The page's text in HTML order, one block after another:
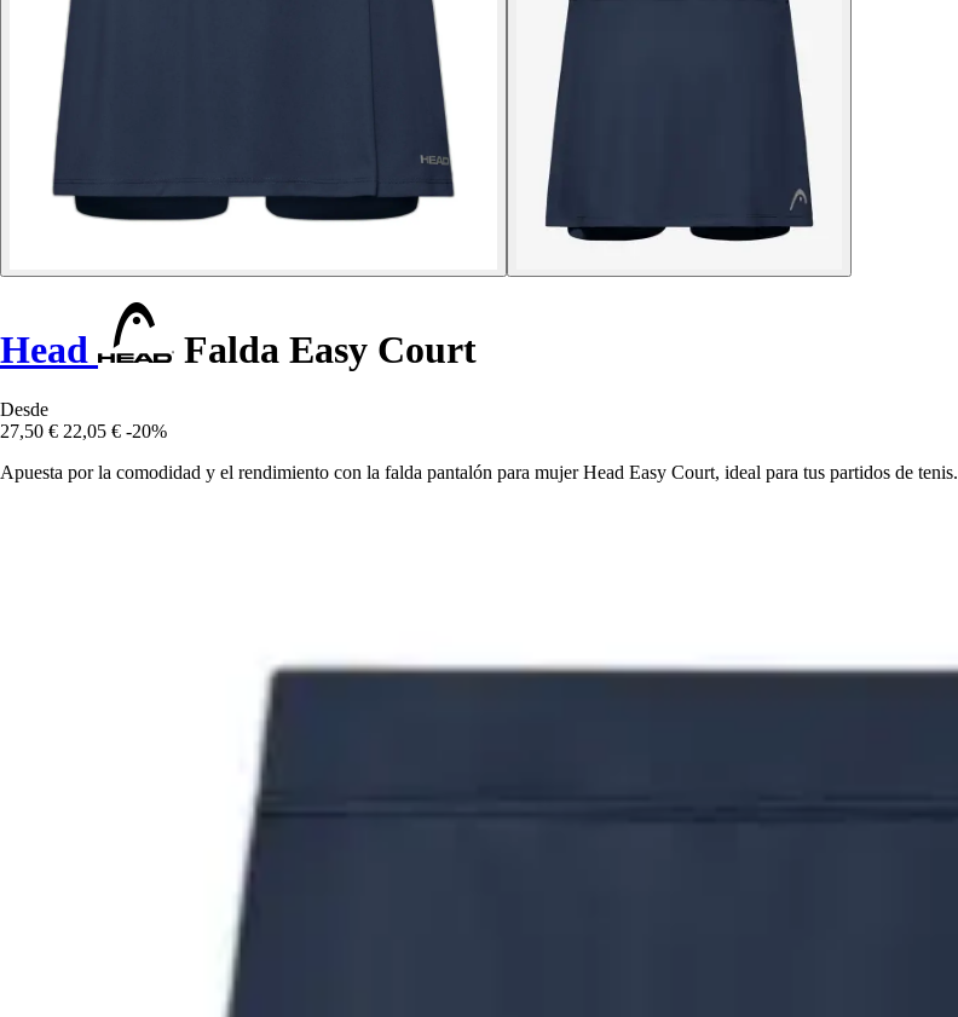
Head Falda Easy Court
Desde
27,50 € 22,05 € -20%
Apuesta por la comodidad y el rendimiento con la falda pantalón para mujer Head Easy Court, ideal para tus partidos de tenis.